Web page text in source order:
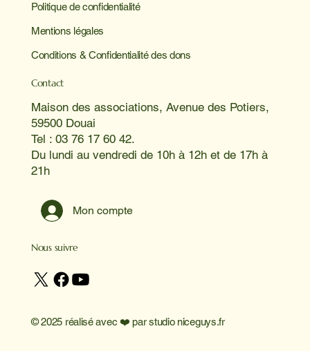
Politique de confidentialité
Mentions légales
Conditions & Confidentialité des dons
Contact
Maison des associations, Avenue des Potiers,
59500 Douai
Tel : 03 76 17 60 42.
Du lundi au vendredi de 10h à 12h et de 17h à
21h
Mon compte
Nous suivre
© 2025 réalisé avec ❤️ parstudio niceguys.fr